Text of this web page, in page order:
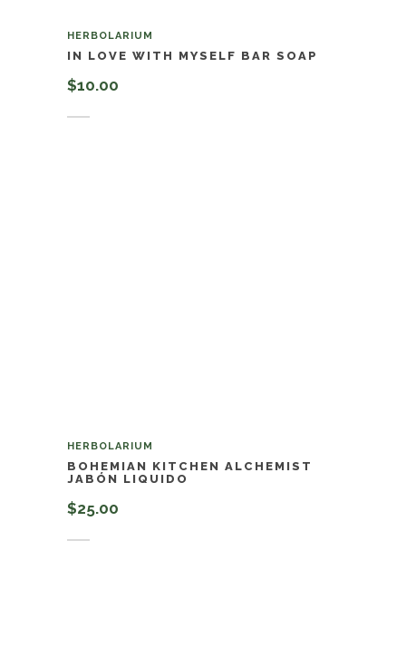
HERBOLARIUM
IN LOVE WITH MYSELF BAR SOAP
$10.00
HERBOLARIUM
BOHEMIAN KITCHEN ALCHEMIST
JABÓN LIQUIDO
$25.00